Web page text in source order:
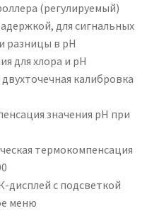
(регулируемый)
для сигнальных
разницы в рН
для хлора и рН
калибровка
значения рН при
термокомпенсация
с подсветкой
меню